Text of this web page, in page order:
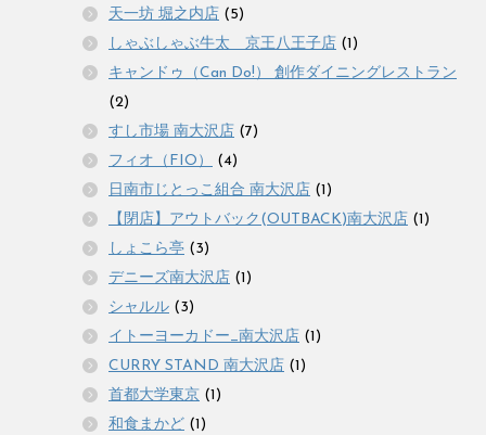
天一坊 堀之内店 (5)
しゃぶしゃぶ牛太 京王八王子店 (1)
キャンドゥ（Can Do!） 創作ダイニングレストラン
(2)
すし市場 南大沢店 (7)
フィオ（FIO）
(4)
日南市じとっこ組合 南大沢店 (1)
【閉店】アウトバック(OUTBACK)南大沢店 (1)
しょこら亭 (3)
デニーズ南大沢店 (1)
シャルル (3)
イトーヨーカドー_南大沢店 (1)
CURRY STAND 南大沢店 (1)
首都大学東京 (1)
和食まかど (1)